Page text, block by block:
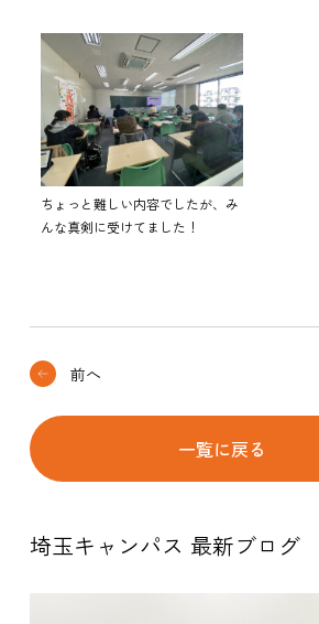
ちょっと難しい内容でしたが、み
んな真剣に受けてました！
前へ
一覧に戻る
埼玉キャンパス 最新ブログ